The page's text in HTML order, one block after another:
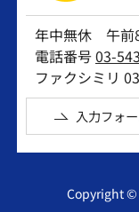
年中無休 午前
電話番号03-
ファクシミリ
入力フォ
Copyright ©